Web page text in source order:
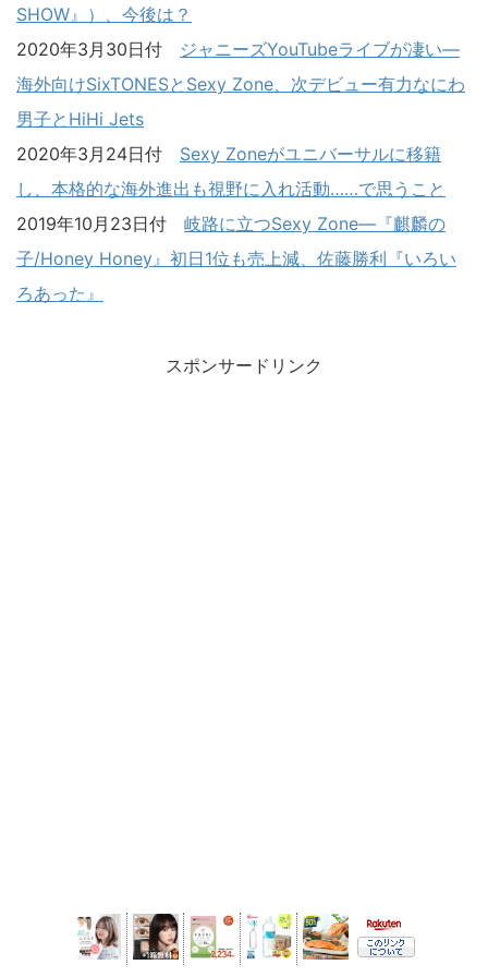
SHOW』）、今後は？
2020年3月30日付 ジャニーズYouTubeライブが凄い―
海外向けSixTONESとSexy Zone、次デビュー有力なにわ
男子とHiHi Jets
2020年3月24日付 Sexy Zoneがユニバーサルに移籍
し、本格的な海外進出も視野に入れ活動……で思うこと
2019年10月23日付 岐路に立つSexy Zone―『麒麟の
子/Honey Honey』初日1位も売上減、佐藤勝利『いろい
ろあった』
スポンサードリンク